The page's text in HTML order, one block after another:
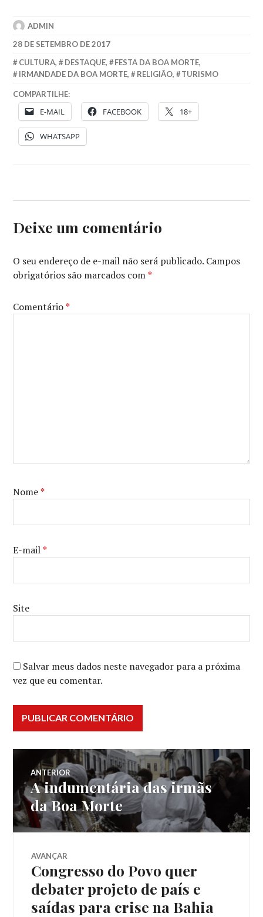
ADMIN
28 DE SETEMBRO DE 2017
CULTURA, DESTAQUE, FESTA DA BOA MORTE,
IRMANDADE DA BOA MORTE, RELIGIÃO, TURISMO
COMPARTILHE:
E-MAIL FACEBOOK 18+
WHATSAPP
Deixe um comentário
O seu endereço de e-mail não será publicado. Campos
obrigatórios são marcados com*
Comentário*
Nome*
E-mail*
Site
Salvar meus dados neste navegador para a próxima
vez que eu comentar.
Navegação
de
Post
ANTERIOR
Post
anterior:
A indumentária das irmãs
da Boa Morte
AVANÇAR
Próximo
post:
Congresso do Povo quer
debater projeto de país e
saídas para crise na Bahia